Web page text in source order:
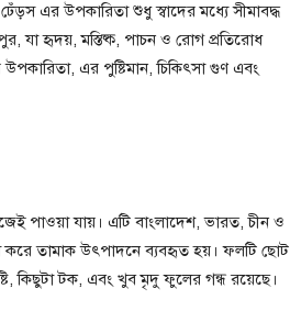
এর উপকারিতা শুধু স্বাদের মধ্যে সীমাবদ্ধ
যা হৃদয়, মস্তিষ্ক, পাচন ও রোগ প্রতিরোধ
এর পুষ্টিমান, চিকিৎসা গুণ এবং
পাওয়া যায়। এটি বাংলাদেশ, ভারত, চীন ও
করে তামাক উৎপাদনে ব্যবহৃত হয়। ফলটি ছোট
কিছুটা টক, এবং খুব মৃদু ফুলের গন্ধ রয়েছে।